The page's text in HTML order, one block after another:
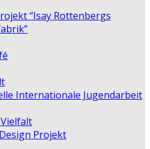
“Isay Rottenbergs
Internationale Jugendarbeit
Projekt